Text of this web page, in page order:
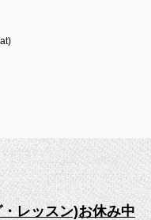
レッスン)お休み中